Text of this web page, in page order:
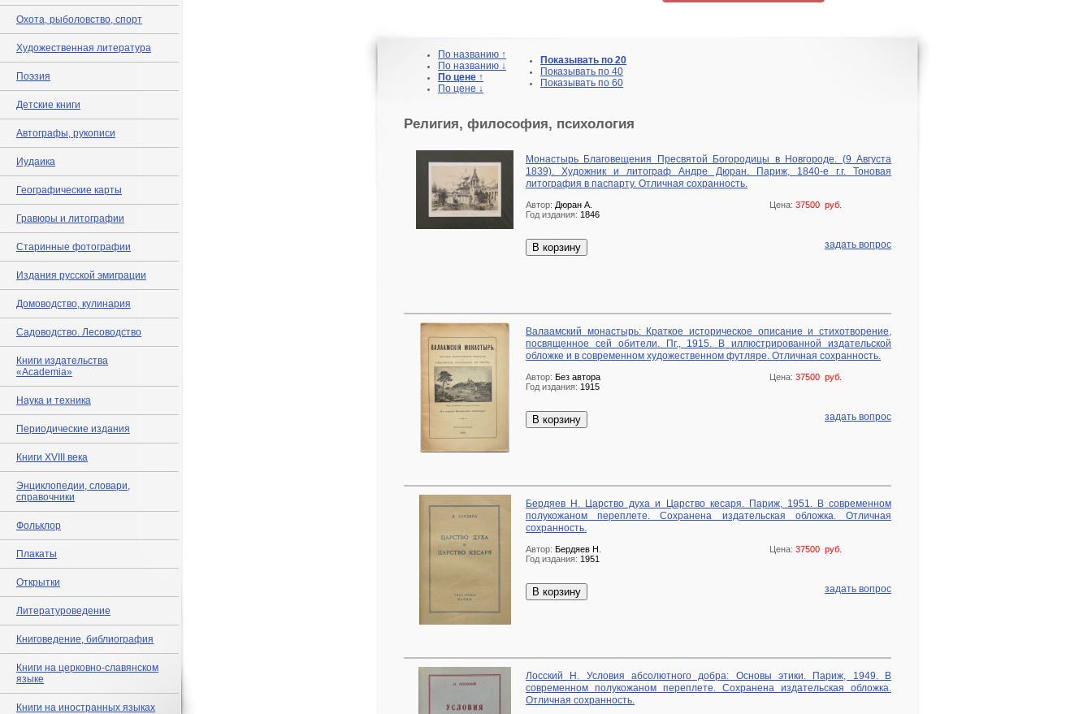
Охота, рыболовство, спорт
Художественная литература
Поэзия
Детские книги
Автографы, рукописи
Иудаика
Географические карты
Гравюры и литографии
Старинные фотографии
Издания русской эмиграции
Домоводство, кулинария
Садоводство. Лесоводство
Книги издательства
«Academia»
Наука и техника
Периодические издания
Книги XVIII века
Энциклопедии, словари,
справочники
Фольклор
Плакаты
Открытки
Литературоведение
Книговедение, библиография
Книги на церковно-славянском
языке
Книги на иностранных языках
По названию ↑
По названию ↓
По цене ↑
По цене ↓
Показывать по 20
Показывать по 40
Показывать по 60
Религия, философия, психология
Монастырь Благовещения Пресвятой Богородицы в Новгороде. (9 Августа
1839). Художник и литограф Андре Дюран. Париж, 1840-е г.г. Тоновая
литография в паспарту. Отличная сохранность.
Цена: 37500 руб.
Автор: Дюран А.
Год издания: 1846
В корзину задать вопрос
Валаамский монастырь: Краткое историческое описание и стихотворение,
посвященное сей обители. Пг., 1915. В иллюстрированной издательской
обложке и в современном художественном футляре. Отличная сохранность.
Цена: 37500 руб.
Автор: Без автора
Год издания: 1915
В корзину задать вопрос
Бердяев Н. Царство духа и Царство кесаря. Париж, 1951. В современном
полукожаном переплете. Сохранена издательская обложка. Отличная
сохранность.
Цена: 37500 руб.
Автор: Бердяев Н.
Год издания: 1951
В корзину задать вопрос
Лосский Н. Условия абсолютного добра: Основы этики. Париж, 1949. В
современном полукожаном переплете. Сохранена издательская обложка.
Отличная сохранность.